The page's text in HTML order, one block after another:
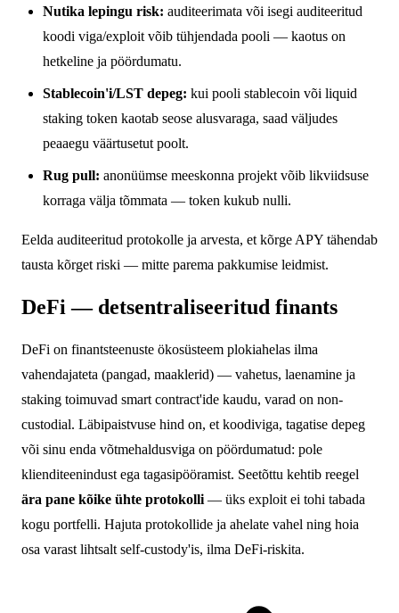
Nutika lepingu risk: auditeerimata või isegi auditeeritud
koodi viga/exploit võib tühjendada pooli — kaotus on
hetkeline ja pöördumatu.
Stablecoin'i/LST depeg: kui pooli stablecoin või liquid
staking token kaotab seose alusvaraga, saad väljudes
peaaegu väärtusetut poolt.
Rug pull: anonüümse meeskonna projekt võib likviidsuse
korraga välja tõmmata — token kukub nulli.
Eelda auditeeritud protokolle ja arvesta, et kõrge APY tähendab
tausta kõrget riski — mitte parema pakkumise leidmist.
DeFi — detsentraliseeritud finants
DeFi on finantsteenuste ökosüsteem plokiahelas ilma
vahendajateta (pangad, maaklerid) — vahetus, laenamine ja
staking toimuvad smart contract'ide kaudu, varad on non-
custodial. Läbipaistvuse hind on, et koodiviga, tagatise depeg
või sinu enda võtmehaldusviga on pöördumatud: pole
klienditeenindust ega tagasipööramist. Seetõttu kehtib reegel
ära pane kõike ühte protokolli — üks exploit ei tohi tabada
kogu portfelli. Hajuta protokollide ja ahelate vahel ning hoia
osa varast lihtsalt self-custody'is, ilma DeFi-riskita.